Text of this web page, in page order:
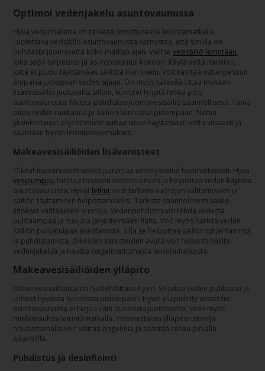
Optimoi vedenjakelu asuntovaunussa
Hyvä vedenhallinta on tärkeää onnistuneelle leirintämatkalle.
Luotettava vesisäiliö asuntovaunussa varmistaa, että sinulla on
puhdasta juomavettä koko matkan ajan. Valitsevesisäiliö leirintään,
joka sopii tarpeisiisi ja asuntovaunusi kokoon. Käytä vettä harkiten,
jotta et joudu täyttämään säiliötä liian usein. Voit käyttää astianpesuun
ämpäriä juoksevan veden sijaan. On myös kätevää ottaa mukaan
lisävesisäiliö juotavaksi silloin, kun teet lyhyitä retkiä pois
asuntovaunusta. Muista puhdistaa juomavesisäiliö säännöllisesti. Tämä
pitää veden raikkaana ja säiliön kunnossa pidempään. Nämä
yksinkertaiset ohjeet voivat auttaa sinua käyttämään vettä viisaasti ja
saamaan hyvän leirintäkokemuksen.
Makeavesisäiliöiden lisävarusteet
Oikeat lisävarusteet voivat parantaa vedenjakelua huomattavasti. Hyvä
vesipumppu tarjoaa tasaisen vedenpaineen ja helpottaa veden käyttöä
asuntovaunussa. Hyvät letkut ovat tärkeitä vuotojen välttämiseksi ja
säiliön täyttämisen helpottamiseksi. Tarkista säännöllisesti kaikki
liitokset välttääksesi vuotoja. Vedenpuhdistin voi tehdä vedestä
puhtaampaa ja suojata järjestelmääsi lialta. Voit myös harkita veden
säiliön pohjatulpan asentamista, sillä se helpottaa säiliön tyhjentämistä
ja puhdistamista. Oikeiden varusteiden avulla voit helposti hallita
vedenjakelua ja nauttia ongelmattomasta leirintämatkasta.
Makeavesisäiliöiden ylläpito
Makeavesisäiliöistä on huolehdittava hyvin. Se pitää veden puhtaana ja
laitteet hyvässä kunnossa pidempään. Hyvin ylläpidetty vesisäiliö
asuntovaunussa ei tarjoa vain puhdasta juomavettä, vaan myös
mielenrauhaa leirintämatkalla. Yksinkertaisia ylläpitorutiineja
noudattamalla voit välttää ongelmia ja säästää rahaa pitkällä
aikavälillä.
Puhdistus ja desinfiointi